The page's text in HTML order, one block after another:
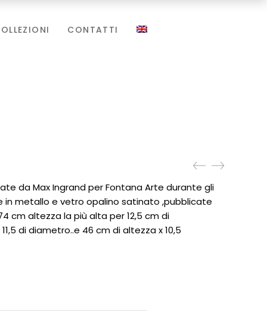
CONTATTI
da Max Ingrand per Fontana Arte durante gli
in metallo e vetro opalino satinato ,pubblicate
cm altezza la più alta per 12,5 cm di
di diametro..e 46 cm di altezza x 10,5